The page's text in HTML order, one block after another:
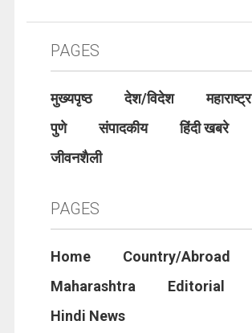
PAGES
मुख्यपृष्ठ देश/विदेश
महाराष्ट्र
पुणे
संपादकीय
हिंदी खबरे
जीवनशैली
PAGES
Home
Country/Abroad
Maharashtra
Editorial
Hindi News